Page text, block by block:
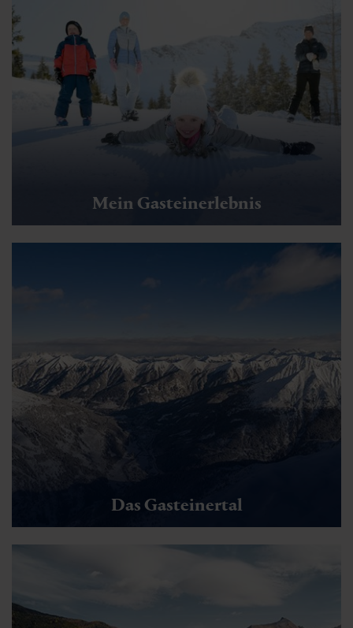
Mein Gasteinerlebnis
Das Gasteinertal